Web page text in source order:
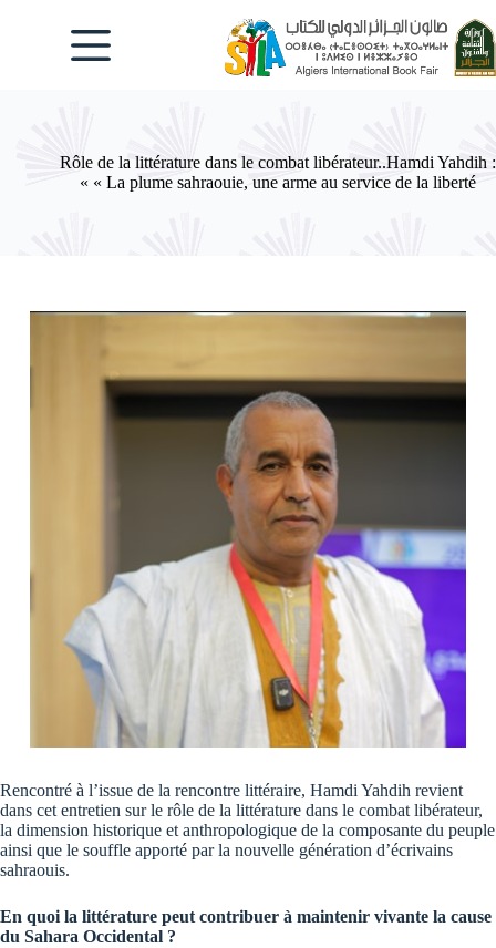
إلى
المحتوى
Rôle de la littérature dans le combat libérateur..Hamdi Yahdih :
« La plume sahraouie, une arme au service de la liberté »
Rencontré à l’issue de la rencontre littéraire, Hamdi Yahdih revient
dans cet entretien sur le rôle de la littérature dans le combat libérateur,
la dimension historique et anthropologique de la composante du peuple
ainsi que le souffle apporté par la nouvelle génération d’écrivains
sahraouis.
En quoi la littérature peut contribuer à maintenir vivante la cause
du Sahara Occidental ?